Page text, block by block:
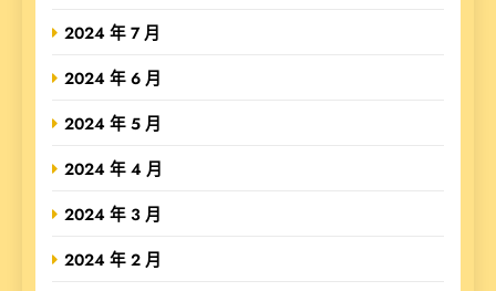
2024 年 7 月
2024 年 6 月
2024 年 5 月
2024 年 4 月
2024 年 3 月
2024 年 2 月